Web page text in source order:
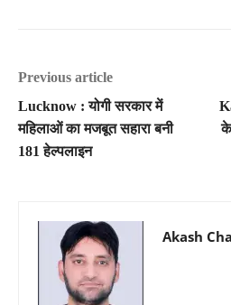
Previous article
Lucknow : योगी सरकार में
महिलाओं का मजबूत सहारा बनी
181 हेल्पलाइन
Akash